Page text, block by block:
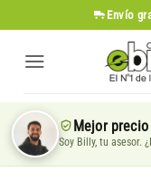
al
contenido
Envío
Mejor
Soy Billy, tu asesor.